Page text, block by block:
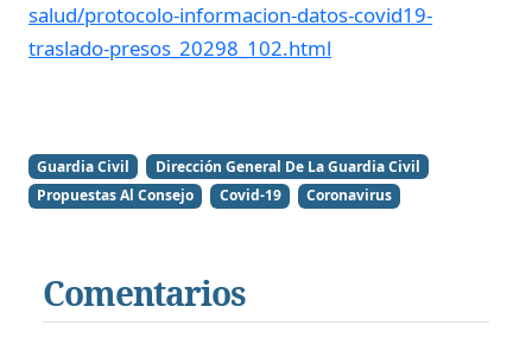
salud/protocolo-informacion-datos-covid19-
traslado-presos_20298_102.html
Guardia Civil
Dirección General De La Guardia Civil
Propuestas Al Consejo
Covid-19 Coronavirus
Comentarios